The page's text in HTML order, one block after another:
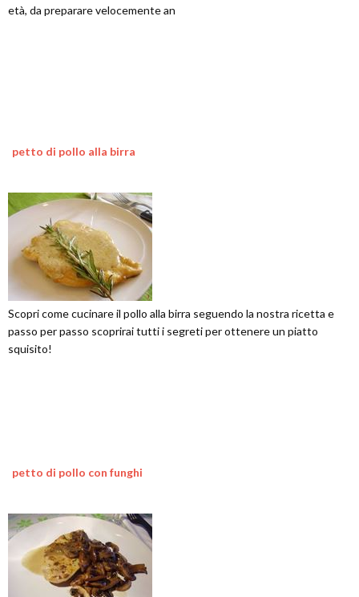
età, da preparare velocemente an
petto di pollo alla birra
Scopri come cucinare il pollo alla birra seguendo la nostra ricetta e
passo per passo scoprirai tutti i segreti per ottenere un piatto
squisito!
petto di pollo con funghi